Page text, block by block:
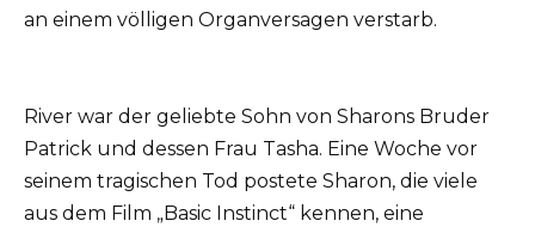
an einem völligen Organversagen verstarb.
River war der geliebte Sohn von Sharons Bruder
Patrick und dessen Frau Tasha. Eine Woche vor
seinem tragischen Tod postete Sharon, die viele
aus dem Film „Basic Instinct“ kennen, eine